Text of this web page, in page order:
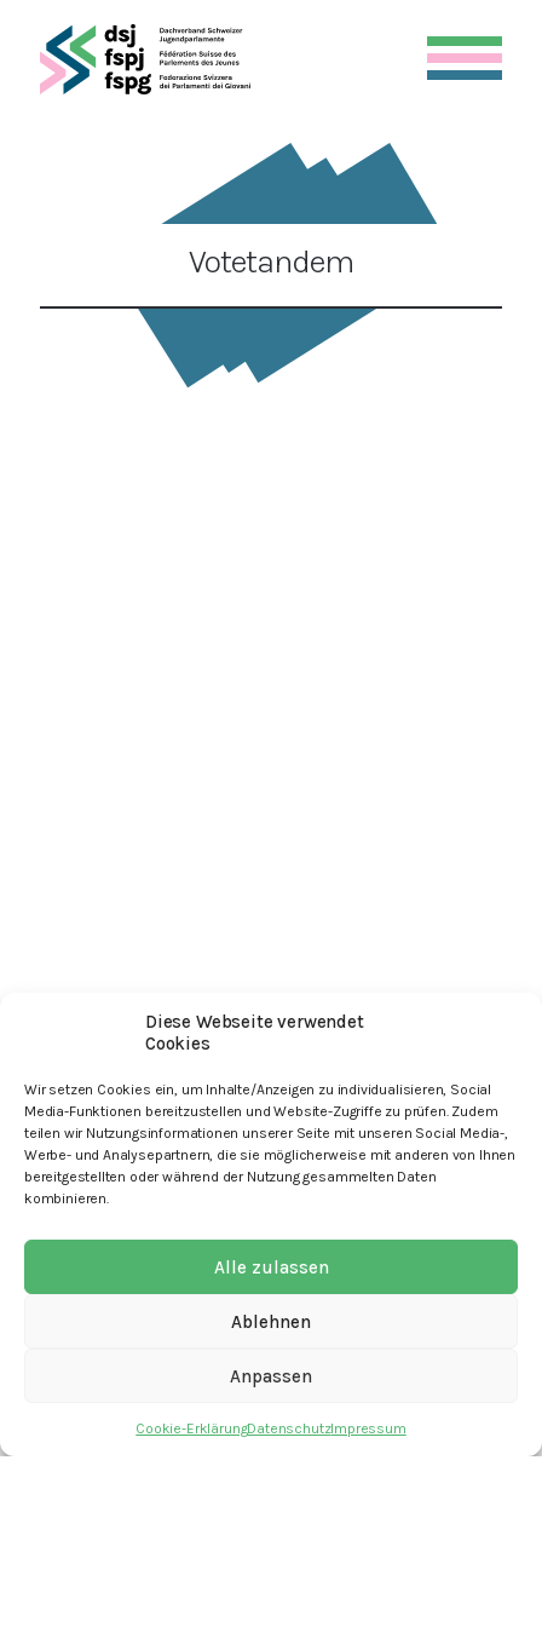
Diese Webseite verwendet
Cookies
Wir setzen Cookies ein, um Inhalte/Anzeigen zu individualisieren, Social
Media-Funktionen bereitzustellen und Website-Zugriffe zu prüfen. Zudem
teilen wir Nutzungsinformationen unserer Seite mit unseren Social Media-,
Werbe- und Analysepartnern, die sie möglicherweise mit anderen von Ihnen
bereitgestellten oder während der Nutzung gesammelten Daten
kombinieren.
Alle zulassen
Ablehnen
Anpassen
Cookie-ErklärungDatenschutzImpressum
Votetandem
mit den Angeboten
Kontakt